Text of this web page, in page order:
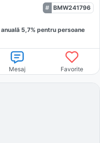
BMW241796
anuală 5,7% pentru persoane
Mesaj Favorite